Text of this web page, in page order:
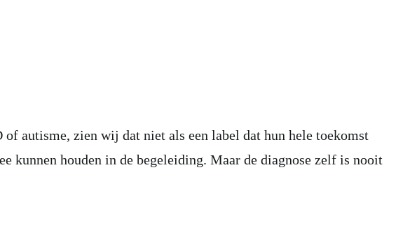
autisme, zien wij dat niet als een label dat hun hele toekomst
kunnen houden in de begeleiding. Maar de diagnose zelf is nooit